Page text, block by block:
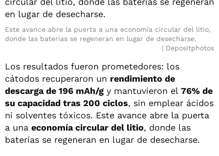
Este avance abre la puerta a una economía circular del litio,
donde las baterías se regeneran en lugar de desecharse.
Depositphotos
Los resultados fueron prometedores: los
cátodos recuperaron un rendimiento de
descarga de 196 mAh/g y mantuvieron el 76% de
su capacidad tras 200 ciclos, sin emplear ácidos
ni solventes tóxicos. Este avance abre la puerta
a una economía circular del litio, donde las
baterías se regeneran en lugar de desecharse.